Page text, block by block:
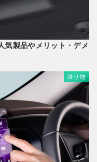
気製品やメリット・デメ
乗り物